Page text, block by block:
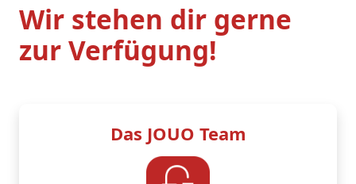
Wir stehen dir gerne
zur Verfügung!
Das JOUO Team